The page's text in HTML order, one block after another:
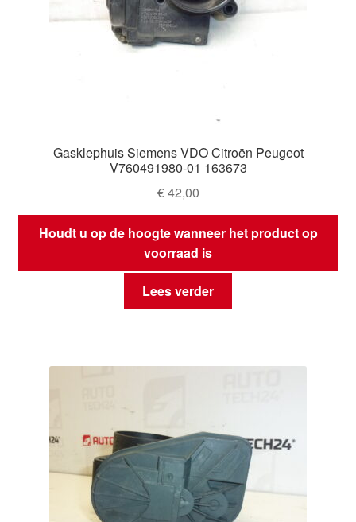
Gasklephuis Siemens VDO Citroën Peugeot
V760491980-01 163673
€42,00
Houdt u op de hoogte wanneer het product op
voorraad is
Lees verder